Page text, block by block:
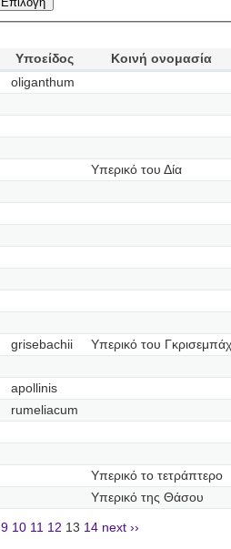
Υποείδος
Κοινή ονομασία
oliganthum
Υπερικό του Δία
grisebachii
Υπερικό του Γκρισεμπάχ
apollinis
rumeliacum
Υπερικό το τετράπτερο
Υπερικό της Θάσου
9 10 11 12 13 14 next ››